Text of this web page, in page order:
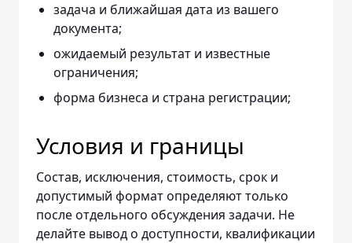
задача и ближайшая дата из вашего
документа;
ожидаемый результат и известные
ограничения;
форма бизнеса и страна регистрации;
Условия и границы
Состав, исключения, стоимость, срок и
допустимый формат определяют только
после отдельного обсуждения задачи. Не
делайте вывод о доступности, квалификации